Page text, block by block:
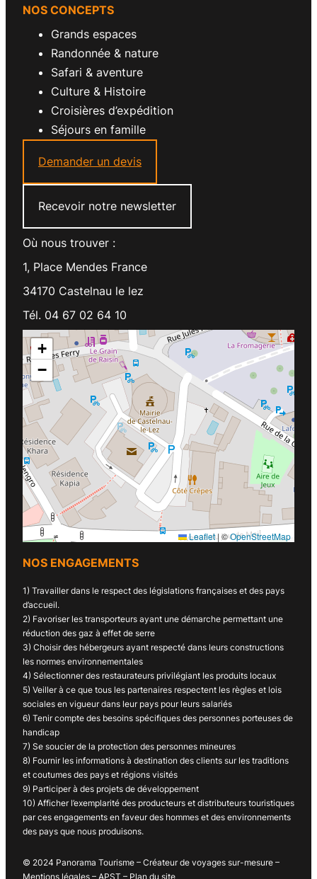
NOS CONCEPTS
Grands espaces
Randonnée & nature
Safari & aventure
Culture & Histoire
Croisières d’expédition
Séjours en famille
Demander un devis
Recevoir notre newsletter
Où nous trouver :
1, Place Mendes France
34170 Castelnau le lez
Tél. 04 67 02 64 10
+
−
Leaflet| ©OpenStreetMap
NOS ENGAGEMENTS
1) Travailler dans le respect des législations françaises et des pays
d’accueil.
2) Favoriser les transporteurs ayant une démarche permettant une
réduction des gaz à effet de serre
3) Choisir des hébergeurs ayant respecté dans leurs constructions
les normes environnementales
4) Sélectionner des restaurateurs privilégiant les produits locaux
5) Veiller à ce que tous les partenaires respectent les règles et lois
sociales en vigueur dans leur pays pour leurs salariés
6) Tenir compte des besoins spécifiques des personnes porteuses de
handicap
7) Se soucier de la protection des personnes mineures
8) Fournir les informations à destination des clients sur les traditions
et coutumes des pays et régions visités
9) Participer à des projets de développement
10) Afficher l’exemplarité des producteurs et distributeurs touristiques
par ces engagements en faveur des hommes et des environnements
des pays que nous produisons.
© 2024 Panorama Tourisme – Créateur de voyages sur-mesure –
Mentions légales – APST – Plan du site